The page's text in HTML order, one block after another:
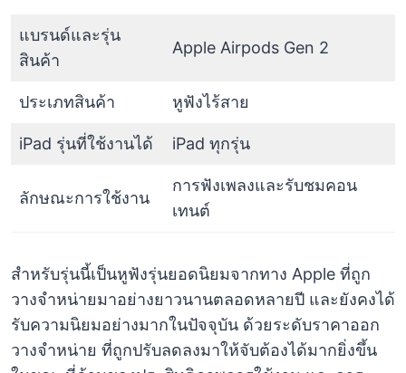
แบรนด์และรุ่น
สินค้า
Apple Airpods Gen 2
ประเภทสินค้า หูฟังไร้สาย
iPad รุ่นที่ใช้งานได้ iPad ทุกรุ่น
ลักษณะการใช้งาน
การฟังเพลงและรับชมคอน
เทนต์
สำหรับรุ่นนี้เป็นหูฟังรุ่นยอดนิยมจากทาง Apple ที่ถูก
วางจำหน่ายมาอย่างยาวนานตลอดหลายปี และยังคงได้
รับความนิยมอย่างมากในปัจจุบัน ด้วยระดับราคาออก
วางจำหน่าย ที่ถูกปรับลดลงมาให้จับต้องได้มากยิ่งขึ้น